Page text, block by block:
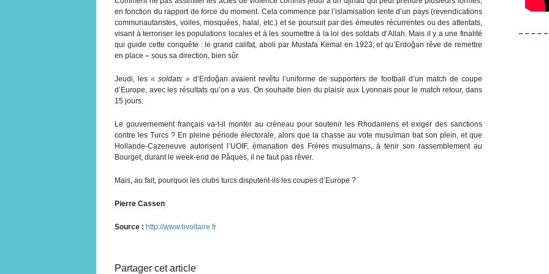
en fonction du rapport de force du moment. Cela commence par l’islamisation lente d’un pays (revendications
communautaristes, voiles, mosquées, halal, etc.) et se poursuit par des émeutes récurrentes ou des attentats,
visant à terroriser les populations locales et à les soumettre à la loi des soldats d’Allah. Mais il y a une finalité
qui guide cette conquête : le grand califat, aboli par Mustafa Kemal en 1923, et qu’Erdoğan rêve de remettre
en place – sous sa direction, bien sûr.
Jeudi, les« soldats »d’Erdoğan avaient revêtu l’uniforme de supporters de football d’un match de coupe
d’Europe, avec les résultats qu’on a vus. On souhaite bien du plaisir aux Lyonnais pour le match retour, dans
15 jours.
Le gouvernement français va-t-il monter au créneau pour soutenir les Rhodaniens et exiger des sanctions
contre les Turcs ? En pleine période électorale, alors que la chasse au vote musulman bat son plein, et que
Hollande-Cazeneuve autorisent l’UOIF, émanation des Frères musulmans, à tenir son rassemblement au
Bourget, durant le week-end de Pâques, il ne faut pas rêver.
Mais, au fait, pourquoi les clubs turcs disputent-ils les coupes d’Europe ?
Pierre Cassen
Source : http://www.bvoltaire.fr
Partager cet article